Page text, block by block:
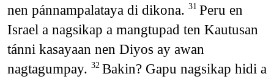
nen pánnampalataya di dikona. 31 Peru en
Israel a nagsikap a mangtupad ten Kautusan
tánni kasayaan nen Diyos ay awan
nagtagumpay. 32 Bakin? Gapu nagsikap hidi a